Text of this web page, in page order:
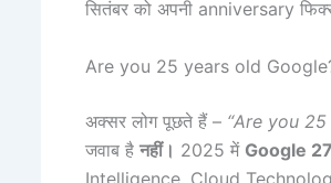
सितंबर को अपनी anniversary
Are you 25 years old
अक्सर लोग पूछते हैं – “Are you
जवाब है नहीं। 2025 में Google
Intelligence, Cloud